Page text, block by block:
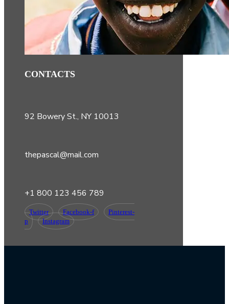
CONTACTS
92 Bowery St., NY 10013
thepascal@mail.com
+1 800 123 456 789
Twitter Facebook-f
Pinterest-
p
Instagram